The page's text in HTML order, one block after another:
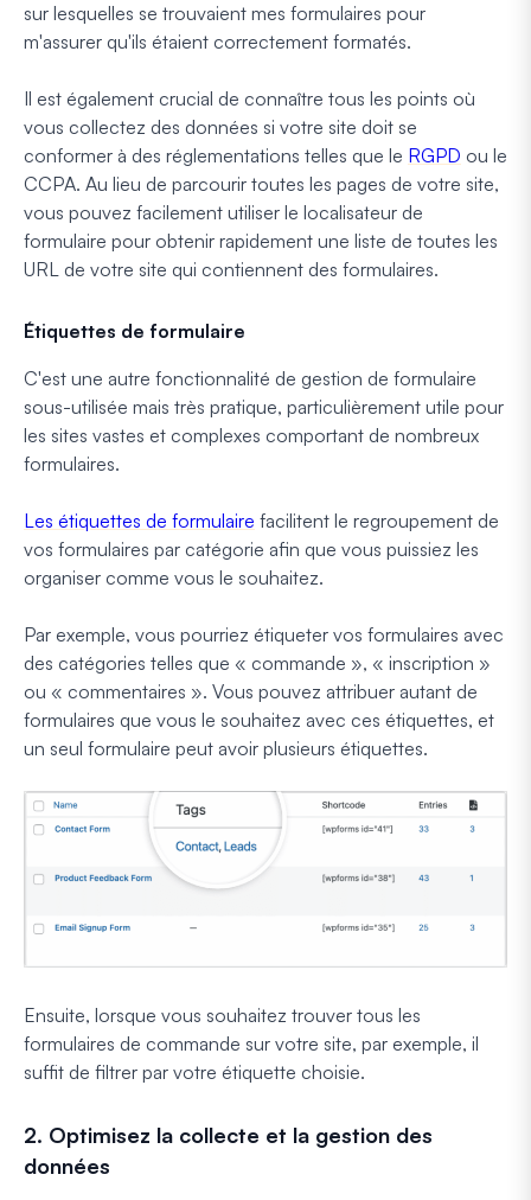
sur lesquelles se trouvaient mes formulaires pour
m'assurer qu'ils étaient correctement formatés.
Il est également crucial de connaître tous les points où
vous collectez des données si votre site doit se
conformer à des réglementations telles que le RGPD ou le
CCPA. Au lieu de parcourir toutes les pages de votre site,
vous pouvez facilement utiliser le localisateur de
formulaire pour obtenir rapidement une liste de toutes les
URL de votre site qui contiennent des formulaires.
Étiquettes de formulaire
C'est une autre fonctionnalité de gestion de formulaire
sous-utilisée mais très pratique, particulièrement utile pour
les sites vastes et complexes comportant de nombreux
formulaires.
Les étiquettes de formulaire facilitent le regroupement de
vos formulaires par catégorie afin que vous puissiez les
organiser comme vous le souhaitez.
Par exemple, vous pourriez étiqueter vos formulaires avec
des catégories telles que « commande », « inscription »
ou « commentaires ». Vous pouvez attribuer autant de
formulaires que vous le souhaitez avec ces étiquettes, et
un seul formulaire peut avoir plusieurs étiquettes.
Ensuite, lorsque vous souhaitez trouver tous les
formulaires de commande sur votre site, par exemple, il
suffit de filtrer par votre étiquette choisie.
2. Optimisez la collecte et la gestion des
données